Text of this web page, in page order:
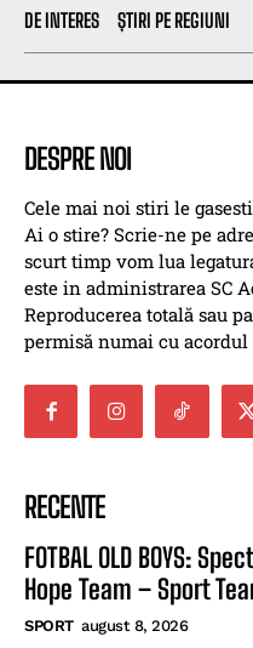
DE INTERES
ȘTIRI PE REGIUNI
DESPRE NOI
Cele mai noi stiri le
Ai o stire? Scrie-ne pe
scurt timp vom lua
este in administrarea SC
Reproducerea totală sau
permisă numai cu
RECENTE
FOTBAL OLD BOYS:
Hope Team – Sport
SPORT august 8, 2026